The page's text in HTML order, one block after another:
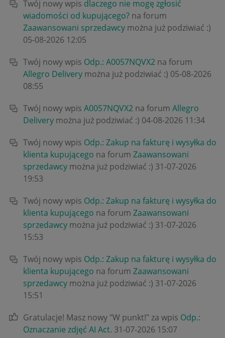
Twój nowy wpis dlaczego nie mogę zgłosić
wiadomości od kupującego? na forum
Zaawansowani sprzedawcy można już podziwiać :)
‎05-08-2026 12:05
Twój nowy wpis Odp.: A0057NQVX2 na forum
Allegro Delivery można już podziwiać :) ‎05-08-2026
08:55
Twój nowy wpis A0057NQVX2 na forum Allegro
Delivery można już podziwiać :) ‎04-08-2026 11:34
Twój nowy wpis Odp.: Zakup na fakturę i wysyłka do
klienta kupującego na forum Zaawansowani
sprzedawcy można już podziwiać :) ‎31-07-2026
19:53
Twój nowy wpis Odp.: Zakup na fakturę i wysyłka do
klienta kupującego na forum Zaawansowani
sprzedawcy można już podziwiać :) ‎31-07-2026
15:53
Twój nowy wpis Odp.: Zakup na fakturę i wysyłka do
klienta kupującego na forum Zaawansowani
sprzedawcy można już podziwiać :) ‎31-07-2026
15:51
Gratulacje! Masz nowy "W punkt!" za wpis Odp.:
Oznaczanie zdjęć AI Act. ‎31-07-2026 15:07